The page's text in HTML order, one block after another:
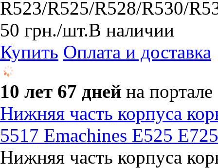
R523/R525/R528/R530/
50 грн./шт.В наличии
Купить Оплата и доставка
10 лет 67 дней на портале
Нижняя часть корпуса
5517 Emachines E525
Нижняя часть корпуса